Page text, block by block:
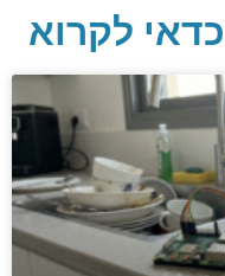
מידע ומידע
לא תמיד
לקרוא